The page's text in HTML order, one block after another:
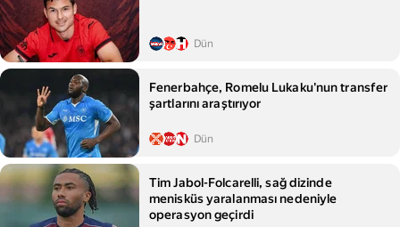
Dün
Fenerbahçe, Romelu Lukaku'nun transfer
şartlarını araştırıyor
Dün
Tim Jabol-Folcarelli, sağ dizinde
menisküs yaralanması nedeniyle
operasyon geçirdi